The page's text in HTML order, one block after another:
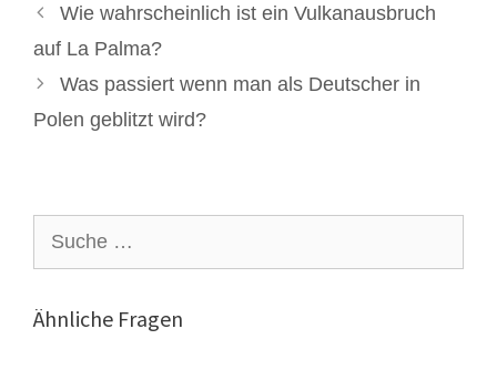
Wie wahrscheinlich ist ein Vulkanausbruch
auf La Palma?
Was passiert wenn man als Deutscher in
Polen geblitzt wird?
nach:
Ähnliche Fragen